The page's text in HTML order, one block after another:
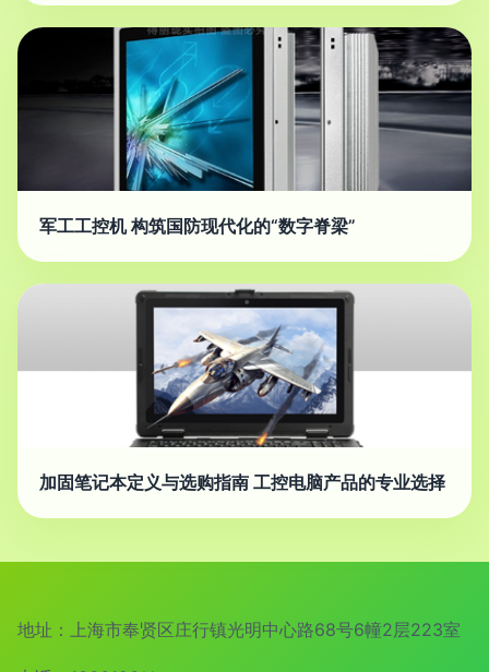
军工工控机 构筑国防现代化的“数字脊梁”
加固笔记本定义与选购指南 工控电脑产品的专业选择
地址：上海市奉贤区庄行镇光明中心路68号6幢2层223室